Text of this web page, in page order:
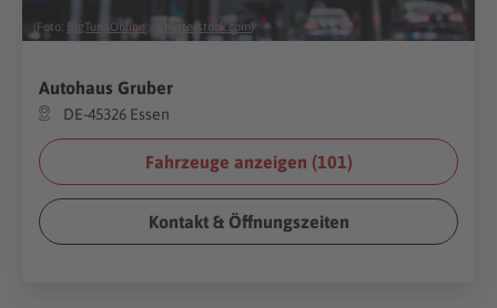
(Foto: BigTunaOnline / Shutterstock.com)
Autohaus Gruber
DE-45326 Essen
Fahrzeuge anzeigen (101)
Kontakt & Öffnungszeiten